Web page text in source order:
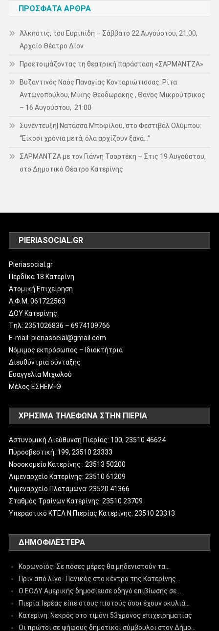
ΠΡΌΣΦΑΤΑ ΆΡΘΡΑ
Άλκηστις, του Ευριπίδη – Σάββατο 22 Αυγούστου, 21.00,
Αρχαίο Θέατρο Δίον
Προετοιμάζοντας τη θεατρική παράσταση «ΣΑΡΜΑΝΤΖΑ»
Βυζαντινός Ναός Παναγίας Κονταριώτισσας: Ρίτα
Αντωνοπούλου, Μίκης Θεοδωράκης , Θάνος Μικρούτσικος
– 16 Αυγούστου, 21:00
Συνέντευξη| Νατάσσα Μποφίλου, στο Φεστιβάλ Ολύμπου:
“Είκοσι χρόνια μετά, όλα αρχίζουν ξανά…”
ΣΑΡΜΑΝΤΖΑ με τον Γιάννη Τσορτέκη – Στις 19 Αυγούστου,
στο Δημοτικό Θέατρο Κατερίνης
PIERIASOCIAL.GR
Pieriasocial.gr
Περδίκα 18 Κατερίνη
Ατομική Επιχείρηση
Α.Φ.Μ. 061722563
ΔΟΥ Κατερίνης
Tηλ: 2351026836 – 6974109766
E-mail: pieriasocial@gmail.com
Νόμιμος εκπρόσωπος – Ιδιοκτήτρια
Διευθύντρια σύνταξης
Ευαγγελία Μιχωλού
Μέλος ΕΣΗΕΜ-Θ
ΧΡΗΣΙΜΑ ΤΗΛΕΦΩΝΑ ΣΤΗΝ ΠΙΕΡΙΑ
Αστυνομική Διεύθυνση Πιερίας: 100, 23510 46624
Πυροσβεστική: 199, 23510 23333
Νοσοκομείο Κατερίνης : 23513 50200
Λιμεναρχείο Κατερίνης: 23510 61209
Λιμεναρχείο Πλαταμώνα: 23520 41366
Σταθμός Τραίνων Κατερίνης: 23510 23709
Υπεραστικό ΚΤΕΛ Ν.Πιερίας Κατερίνης: 23510 23313
ΔΗΜΟΦΙΛΈΣΤΕΡΑ
Κορωνοϊός: Σε πόσες μέρες θα μηδενιστούν τα…
Πριν από λίγο- Πανικός στο κέντρο της Κατερίνης…
Ο ΕΟΔΥ Αμερικής δημοσίευσε οδηγό επιβίωσης σε…
Πιερία: Ιερέας είπε στους πιστούς όσοι έχουν σκυλιά…
Κατερίνη: Νεκρός στο τιμόνι 53χρονος επιχειρηματίας
Οι πρώτοι σε ψήφους δημοτικοί σύμβουλοι στον Δήμο…